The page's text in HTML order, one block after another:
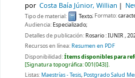
por Costa Baía Júnior, Willian
Tipo de material: Texto; Formato:
Audiencia:Especializado;
Detalles de publicación:Rosario :IUNIR ,
Recursos en línea:Resumen en PDF
Disponibilidad:Ítems disponibles para
Signatura topográfica:001(043) .
Listas:Maestrías - Tesis,Postgrado Salud